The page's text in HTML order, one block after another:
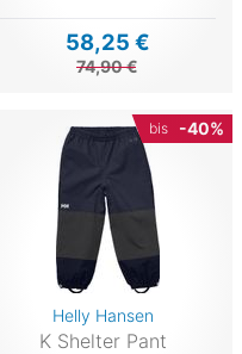
58,25 €
74,90 €
bis -40%
Helly Hansen
K Shelter Pant